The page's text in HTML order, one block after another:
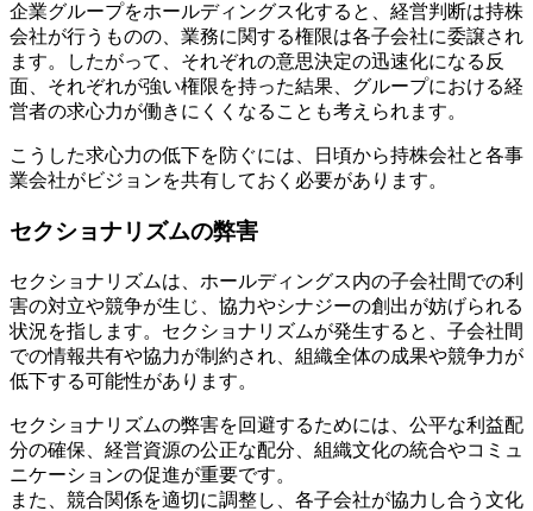
企業グループをホールディングス化すると、経営判断は持株
会社が行うものの、業務に関する権限は各子会社に委譲され
ます。したがって、それぞれの意思決定の迅速化になる反
面、それぞれが強い権限を持った結果、グループにおける経
営者の求心力が働きにくくなることも考えられます。
こうした求心力の低下を防ぐには、日頃から持株会社と各事
業会社がビジョンを共有しておく必要があります。
セクショナリズムの弊害
セクショナリズムは、ホールディングス内の子会社間での利
害の対立や競争が生じ、協力やシナジーの創出が妨げられる
状況を指します。セクショナリズムが発生すると、子会社間
での情報共有や協力が制約され、組織全体の成果や競争力が
低下する可能性があります。
セクショナリズムの弊害を回避するためには、公平な利益配
分の確保、経営資源の公正な配分、組織文化の統合やコミュ
ニケーションの促進が重要です。
また、競合関係を適切に調整し、各子会社が協力し合う文化